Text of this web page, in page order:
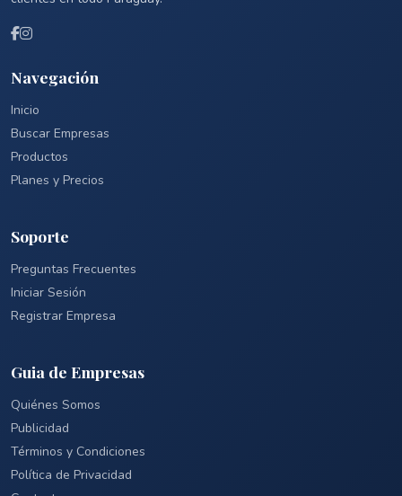
Navegación
Inicio
Buscar Empresas
Productos
Planes y Precios
Soporte
Preguntas Frecuentes
Iniciar Sesión
Registrar Empresa
Guia de Empresas
Quiénes Somos
Publicidad
Términos y Condiciones
Política de Privacidad